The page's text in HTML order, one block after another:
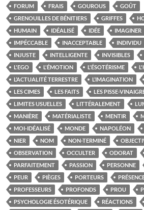
FORUM FRAIS GOUROUS
GOÛT
GRENOUILLES DE BÉNITIERS
GRIFFES
HUMAIN
IDÉALISÉ IDÉE IMAGINER
IMPÉCCABLE
INACCEPTABLE INDIVIDU
INJUSTE
INTELLIGENTE INVISIBLES
L'EGO
L'ÉMOTION L'ÉSOTÉRISME
L’ACTUALITÉ TERRESTRE
L’IMAGINATION
LES CIMES
LES FAITS LES PISSE-
LIMITES USUELLES
LITTÉRALEMENT
MANIÈRE
MATÉRIALISTE MENTIR
MOI-IDÉALISÉ
MONDE NAPOLÉON
NIER
NOM NON-TERMINÉ
OBSERVATION
OCCULTER ODORAT
PARFAITEMENT
PASSION PERSONNE
PEUR
PIÈGES PORTEURS
PROFESSEURS
PROFONDS PROU
PSYCHOLOGIE ÉSOTÉRIQUE
RÉACTIONS